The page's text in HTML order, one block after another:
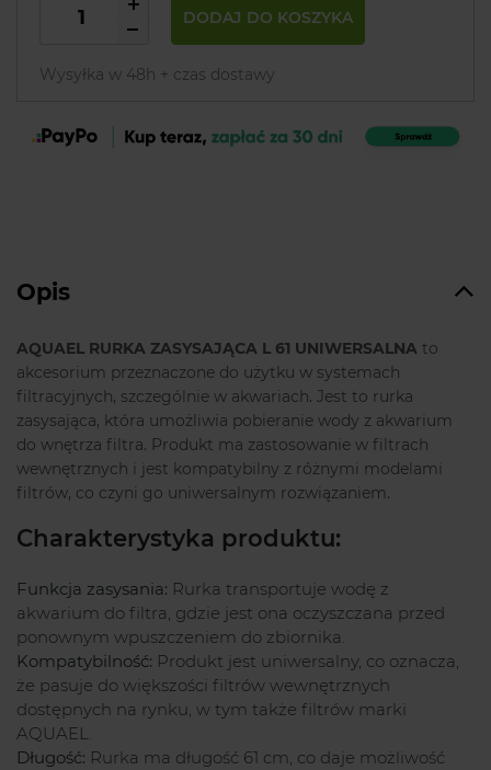
DODAJ DO KOSZYKA
Wysyłka w 48h + czas dostawy
Opis
AQUAEL RURKA ZASYSAJĄCA L 61 UNIWERSALNA to
akcesorium przeznaczone do użytku w systemach
filtracyjnych, szczególnie w akwariach. Jest to rurka
zasysająca, która umożliwia pobieranie wody z akwarium
do wnętrza filtra. Produkt ma zastosowanie w filtrach
wewnętrznych i jest kompatybilny z różnymi modelami
filtrów, co czyni go uniwersalnym rozwiązaniem.
Charakterystyka produktu:
Funkcja zasysania: Rurka transportuje wodę z
akwarium do filtra, gdzie jest ona oczyszczana przed
ponownym wpuszczeniem do zbiornika.
Kompatybilność: Produkt jest uniwersalny, co oznacza,
że pasuje do większości filtrów wewnętrznych
dostępnych na rynku, w tym także filtrów marki
AQUAEL.
Długość: Rurka ma długość 61 cm, co daje możliwość